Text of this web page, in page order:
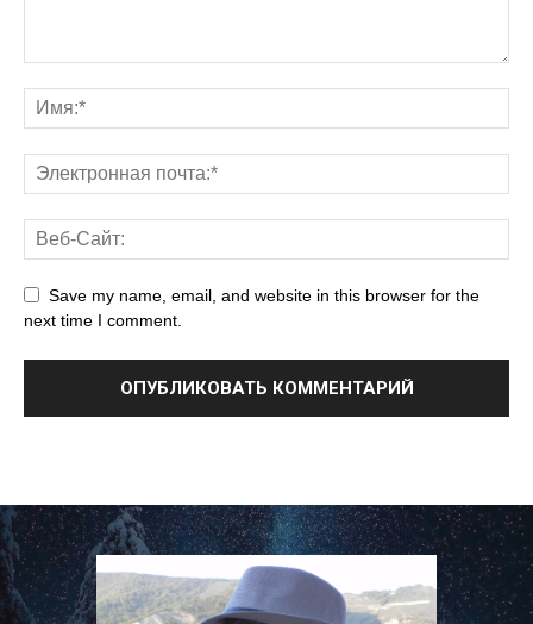
Save my name, email, and website in this browser for the
next time I comment.